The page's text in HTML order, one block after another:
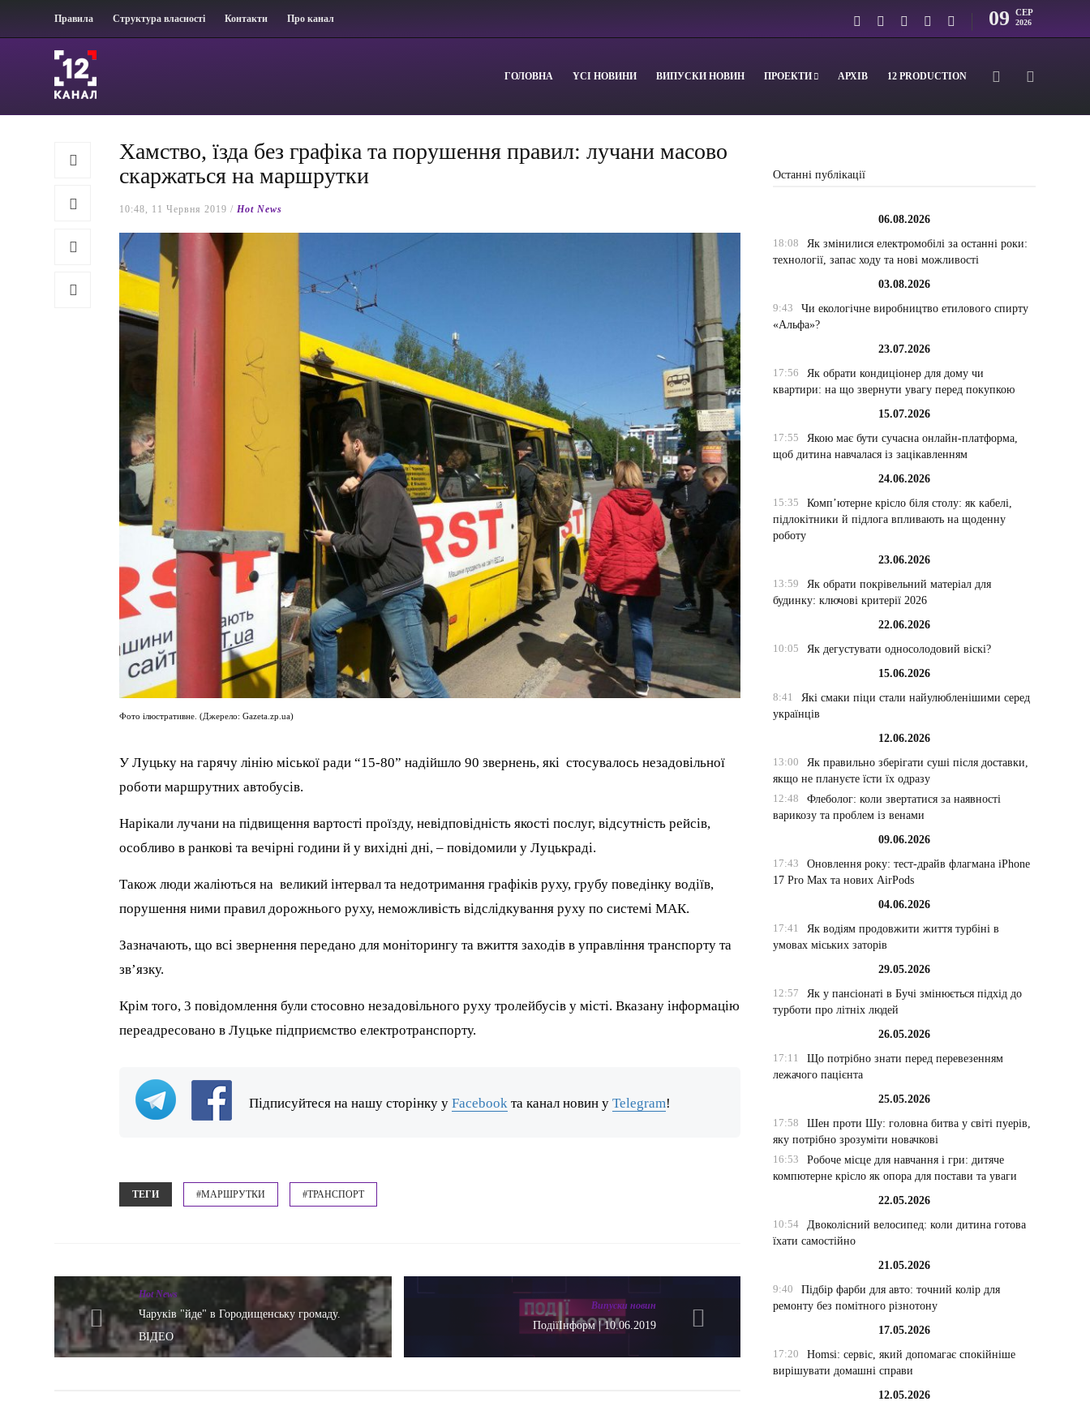
Правила Структура власності Контакти Про канал 09 СЕР
2026
ГОЛОВНА YСІ НОВИНИ ВИПУСКИ НОВИН ПРОЕКТИ АРХІВ 12 PRODUCTION
Хамство, їзда без графіка та порушення правил: лучани масово
скаржаться на маршрутки
10:48, 11 Червня 2019 /Hot News
Фото ілюстративне. (Джерело: Gazeta.zp.ua)
У Луцьку на гарячу лінію міської ради “15-80” надійшло 90 звернень, які стосувалось незадовільної
роботи маршрутних автобусів.
Нарікали лучани на підвищення вартості проїзду, невідповідність якості послуг, відсутність рейсів,
особливо в ранкові та вечірні години й у вихідні дні, – повідомили у Луцькраді.
Також люди жаліються на великий інтервал та недотримання графіків руху, грубу поведінку водіїв,
порушення ними правил дорожнього руху, неможливість відслідкування руху по системі МАК.
Зазначають, що всі звернення передано для моніторингу та вжиття заходів в управління транспорту та
зв’язку.
Крім того, 3 повідомлення були стосовно незадовільного руху тролейбусів у місті. Вказану інформацію
переадресовано в Луцьке підприємство електротранспорту.
Підписуйтеся на нашу сторінку уFacebook та канал новин уTelegram!
ТЕГИ #МАРШРУТКИ #ТРАНСПОРТ
Hot News
Чаруків "йде" в Городищенську громаду.
ВІДЕО
Випуски новин
ПодіїІнформ | 10.06.2019
Останні публікації
06.08.2026
18:08
Як змінилися електромобілі за останні роки:
технології, запас ходу та нові можливості
03.08.2026
9:43
Чи екологічне виробництво етилового спирту
«Альфа»?
23.07.2026
17:56
Як обрати кондиціонер для дому чи
квартири: на що звернути увагу перед покупкою
15.07.2026
17:55
Якою має бути сучасна онлайн-платформа,
щоб дитина навчалася із зацікавленням
24.06.2026
15:35
Комп’ютерне крісло біля столу: як кабелі,
підлокітники й підлога впливають на щоденну
роботу
23.06.2026
13:59
Як обрати покрівельний матеріал для
будинку: ключові критерії 2026
22.06.2026
10:05
Як дегустувати односолодовий віскі?
15.06.2026
8:41
Які смаки піци стали найулюбленішими серед
українців
12.06.2026
13:00
Як правильно зберігати суші після доставки,
якщо не плануєте їсти їх одразу
12:48
Флеболог: коли звертатися за наявності
варикозу та проблем із венами
09.06.2026
17:43
Оновлення року: тест-драйв флагмана iPhone
17 Pro Max та нових AirPods
04.06.2026
17:41
Як водіям продовжити життя турбіні в
умовах міських заторів
29.05.2026
12:57
Як у пансіонаті в Бучі змінюється підхід до
турботи про літніх людей
26.05.2026
17:11
Що потрібно знати перед перевезенням
лежачого пацієнта
25.05.2026
17:58
Шен проти Шу: головна битва у світі пуерів,
яку потрібно зрозуміти новачкові
16:53
Робоче місце для навчання і гри: дитяче
компютерне крісло як опора для постави та уваги
22.05.2026
10:54
Двоколісний велосипед: коли дитина готова
їхати самостійно
21.05.2026
9:40
Підбір фарби для авто: точний колір для
ремонту без помітного різнотону
17.05.2026
17:20
Homsi: сервіс, який допомагає спокійніше
вирішувати домашні справи
12.05.2026